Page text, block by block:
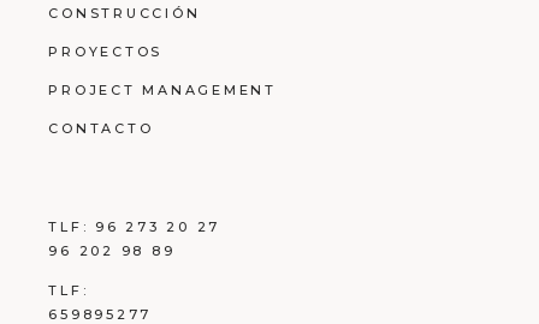
CONSTRUCCIÓN
PROYECTOS
PROJECT MANAGEMENT
CONTACTO
TLF: 96 273 20 27
96 202 98 89
TLF:
659895277